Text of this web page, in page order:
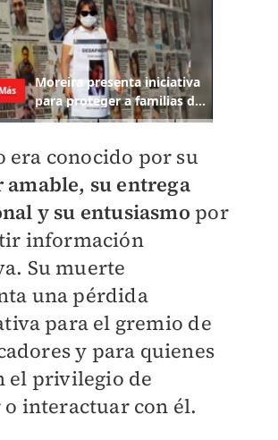
era conocido por su
amable, su entrega
y su entusiasmo por
información
Su muerte
una pérdida
para el gremio de
y para quienes
el privilegio de
interactuar con él.